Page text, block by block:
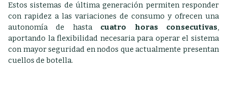
Estos sistemas de última generación permiten responder
con rapidez a las variaciones de consumo y ofrecen una
autonomía de hasta cuatro horas consecutivas,
aportando la flexibilidad necesaria para operar el sistema
con mayor seguridad en nodos que actualmente presentan
cuellos de botella.